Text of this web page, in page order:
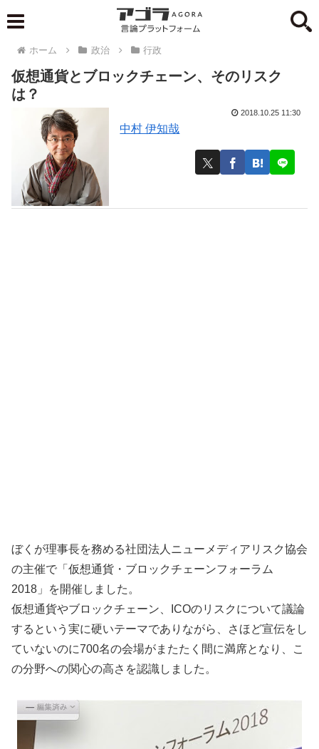
ホーム 政治 行政
仮想通貨とブロックチェーン、そのリスク
は？
中村 伊知哉
2018.10.25 11:30
ぼくが理事長を務める社団法人ニューメディアリスク協会
の主催で「仮想通貨・ブロックチェーンフォーラム
2018」を開催しました。
仮想通貨やブロックチェーン、ICOのリスクについて議論
するという実に硬いテーマでありながら、さほど宣伝をし
ていないのに700名の会場がまたたく間に満席となり、こ
の分野への関心の高さを認識しました。